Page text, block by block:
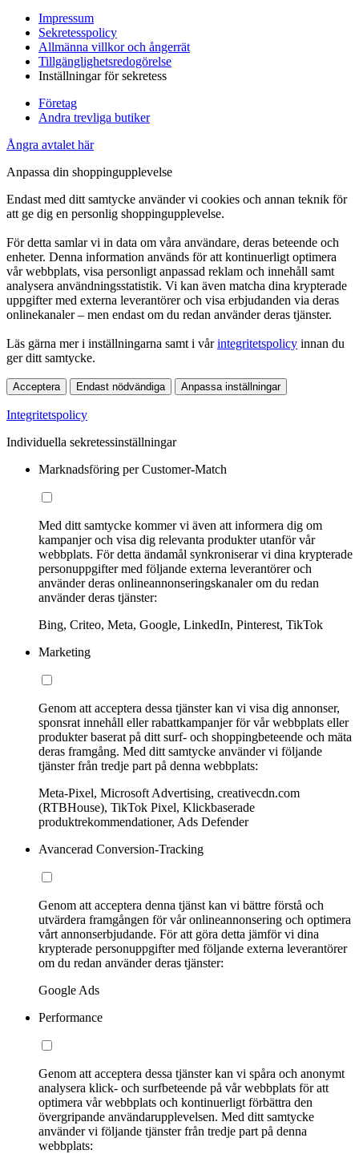
Impressum
Sekretesspolicy
Allmänna villkor och ångerrät
Tillgänglighetsredogörelse
Inställningar för sekretess
Företag
Andra trevliga butiker
Ångra avtalet här
Anpassa din shoppingupplevelse
Endast med ditt samtycke använder vi cookies och annan teknik för
att ge dig en personlig shoppingupplevelse.
För detta samlar vi in data om våra användare, deras beteende och
enheter. Denna information används för att kontinuerligt optimera
vår webbplats, visa personligt anpassad reklam och innehåll samt
analysera användningsstatistik. Vi kan även matcha dina krypterade
uppgifter med externa leverantörer och visa erbjudanden via deras
onlinekanaler – men endast om du redan använder deras tjänster.
Läs gärna mer i inställningarna samt i vårintegritetspolicy innan du
ger ditt samtycke.
Acceptera Endast nödvändiga Anpassa inställningar
Integritetspolicy
Individuella sekretessinställningar
Marknadsföring per Customer-Match
Med ditt samtycke kommer vi även att informera dig om
kampanjer och visa dig relevanta produkter utanför vår
webbplats. För detta ändamål synkroniserar vi dina krypterade
personuppgifter med följande externa leverantörer och
använder deras onlineannonseringskanaler om du redan
använder deras tjänster:
Bing, Criteo, Meta, Google, LinkedIn, Pinterest, TikTok
Marketing
Genom att acceptera dessa tjänster kan vi visa dig annonser,
sponsrat innehåll eller rabattkampanjer för vår webbplats eller
produkter baserat på ditt surf- och shoppingbeteende och mäta
deras framgång. Med ditt samtycke använder vi följande
tjänster från tredje part på denna webbplats:
Meta-Pixel, Microsoft Advertising, creativecdn.com
(RTBHouse), TikTok Pixel, Klickbaserade
produktrekommendationer, Ads Defender
Avancerad Conversion-Tracking
Genom att acceptera denna tjänst kan vi bättre förstå och
utvärdera framgången för vår onlineannonsering och optimera
vårt annonserbjudande. För att göra detta jämför vi dina
krypterade personuppgifter med följande externa leverantörer
om du redan använder deras tjänster:
Google Ads
Performance
Genom att acceptera dessa tjänster kan vi spåra och anonymt
analysera klick- och surfbeteende på vår webbplats för att
optimera vår webbplats och kontinuerligt förbättra den
övergripande användarupplevelsen. Med ditt samtycke
använder vi följande tjänster från tredje part på denna
webbplats: